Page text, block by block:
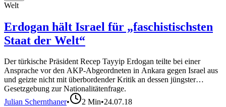
Welt
Erdogan hält Israel für „faschistischsten
Staat der Welt“
Der türkische Präsident Recep Tayyip Erdogan teilte bei einer
Ansprache vor den AKP-Abgeordneten in Ankara gegen Israel aus
und geizte nicht mit überbordender Kritik an dessen jüngster
Gesetzgebung zur Nationalitätenfrage.
Julian Schernthaner• 2 Min•24.07.18